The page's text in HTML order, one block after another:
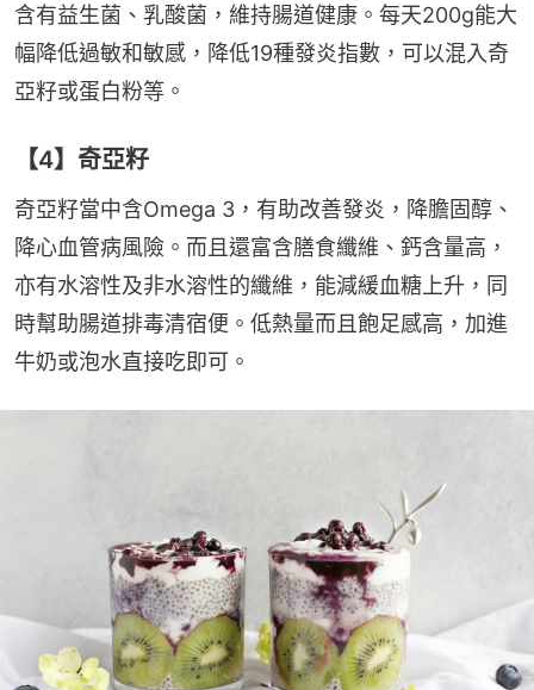
含有益生菌、乳酸菌，維持腸道健康。每天200g能大
幅降低過敏和敏感，降低19種發炎指數，可以混入奇
亞籽或蛋白粉等。
【4】奇亞籽
奇亞籽當中含Omega 3，有助改善發炎，降膽固醇、
降心血管病風險。而且還富含膳食纖維、鈣含量高，
亦有水溶性及非水溶性的纖維，能減緩血糖上升，同
時幫助腸道排毒清宿便。低熱量而且飽足感高，加進
牛奶或泡水直接吃即可。